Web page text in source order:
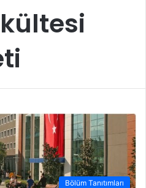
Bölüm Tanıtımları